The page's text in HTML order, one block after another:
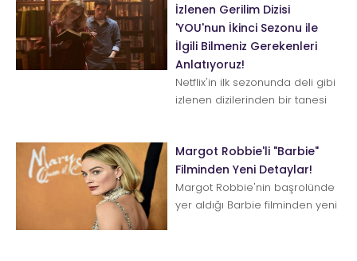
İzlenen Gerilim Dizisi
'YOU'nun İkinci Sezonu ile
İlgili Bilmeniz Gerekenleri
Anlatıyoruz!
Netflix'in ilk sezonunda deli gibi
izlenen dizilerinden bir tanesi
Margot Robbie'li "Barbie"
Filminden Yeni Detaylar!
Margot Robbie'nin başrolünde
yer aldığı Barbie filminden yeni